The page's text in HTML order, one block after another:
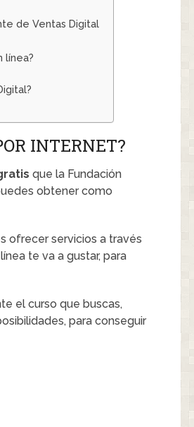
de Ventas Digital
línea?
INTERNET?
que la Fundación
obtener como
ofrecer servicios a través
te va a gustar, para
el curso que buscas,
para conseguir